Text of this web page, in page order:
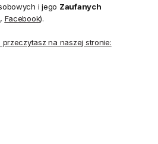
i jego Zaufanych
, Facebook).
na naszej stronie: